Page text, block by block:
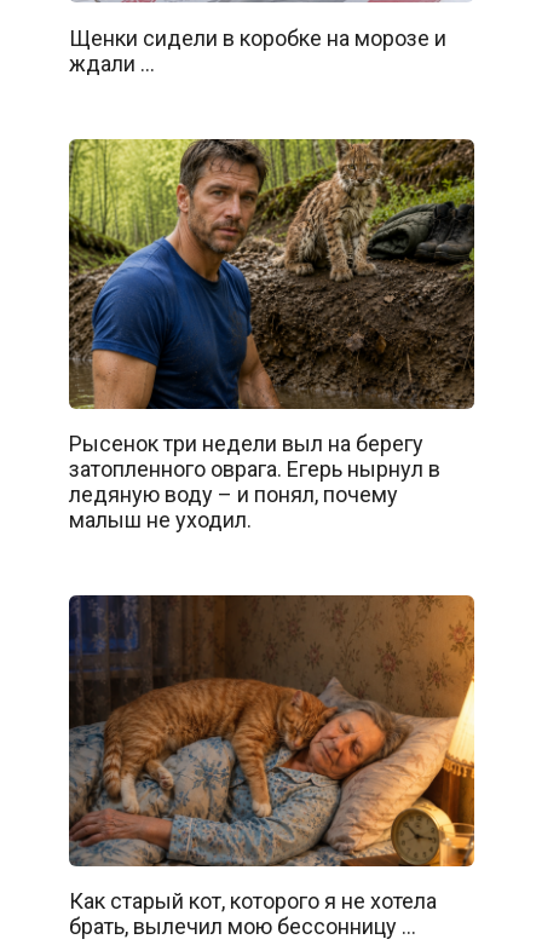
Щенки сидели в коробке на морозе и
ждали …
Рысенок три недели выл на берегу
затопленного оврага. Егерь нырнул в
ледяную воду – и понял, почему
малыш не уходил.
Как старый кот, которого я не хотела
брать, вылечил мою бессонницу …